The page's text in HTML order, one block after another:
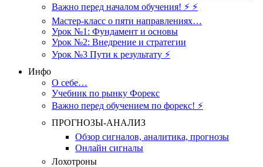
Важно перед началом обучения! ⚡ ⚡
Мастер-класс о пяти направлениях…
Урок №1: Фундамент и основы
Урок №2: Внедрение и стратегии
Урок №3 Пути к результату ⚡️
Инфо
О себе…
Учебник по рынку Форекс
Важно перед обучением по форекс! ⚡
ПРОГНОЗЫ-АНАЛИЗ
Обзор сигналов, аналитика, прогнозы
Онлайн сигналы
Лохотроны